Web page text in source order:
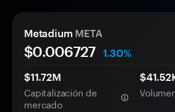
Metadium META
$0.006727
1.30%
$11.72M
Capitalización de
mercado